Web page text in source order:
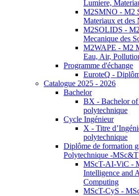
Lumiere,
M2SMNO - M2
Materiaux et des
M2SOLIDS -
Mecanique des
M2WAPE - M2
Eau, Air,
Programme d'échange
EuroteQ -
Catalogue 2025 - 2026
Bachelor
BX - Bachelor of
polytechnique
Cycle Ingénieur
X - Titre
polytechnique
Diplôme de formation
Polytechnique -MSc&T
MScT-AI-ViC -
Intelligence and
Computing
MScT-CyS -